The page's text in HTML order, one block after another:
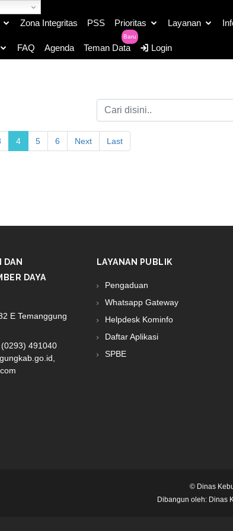
Zona Integritas PSS Prioritas Layanan
FAQ Agenda Teman Data
Baru
Login
4 5 6 Next Last
DAN
DAYA
E Temanggung
491040
LAYANAN PUBLIK
Pengaduan
Whatsapp Gateway
Helpdesk Kominfo
Daftar Aplikasi
SPBE
© Dinas
Dibangun oleh: Dinas